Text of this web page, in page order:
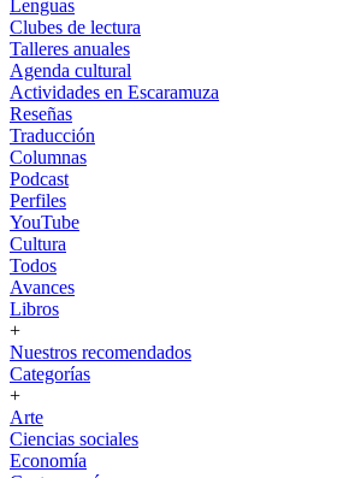
Lenguas
Clubes de lectura
Talleres anuales
Agenda cultural
Actividades en Escaramuza
Reseñas
Traducción
Columnas
Podcast
Perfiles
YouTube
Cultura
Todos
Avances
Libros
+
Nuestros recomendados
Categorías
+
Arte
Ciencias sociales
Economía